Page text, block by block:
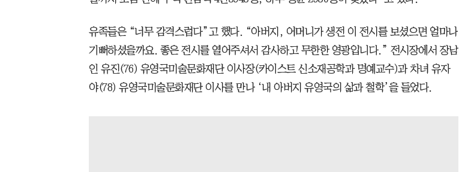
유족들은 “너무 감격스럽다”고 했다. “아버지, 어머니가 생전 이 전시를 보셨으면 얼마나
기뻐하셨을까요. 좋은 전시를 열어주셔서 감사하고 무한한 영광입니다.” 전시장에서 장남
인 유진(76) 유영국미술문화재단 이사장(카이스트 신소재공학과 명예교수)과 차녀 유자
야(78) 유영국미술문화재단 이사를 만나 ‘내 아버지 유영국의 삶과 철학’을 들었다.